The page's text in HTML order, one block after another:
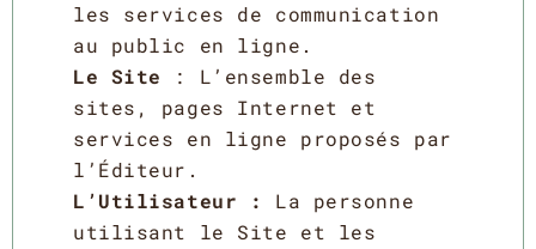
les services de communication
au public en ligne.
Le Site : L’ensemble des
sites, pages Internet et
services en ligne proposés par
l’Éditeur.
L’Utilisateur : La personne
utilisant le Site et les